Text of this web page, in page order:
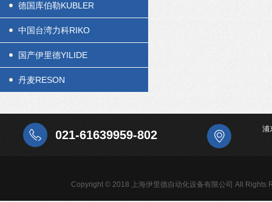
德国库伯勒KUBLER
中国台湾力科RIKO
国产伊里德YILIDE
丹麦RESON
021-61639959-802 浦
Copyright © 2018 上海伊里德自动化设备有限公司 All Rights